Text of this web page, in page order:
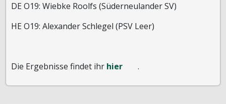
DE O19: Wiebke Roolfs (Süderneulander SV)
HE O19: Alexander Schlegel (PSV Leer)
Die Ergebnisse findet ihr hier .